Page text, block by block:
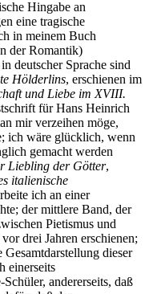
Hingabe an
eine tragische
in meinem Buch
der Romantik)
deutscher Sprache sind
Hölderlins, erschienen im
und Liebe im XVIII.
für Hans Heinrich
mir verzeihen möge,
ich wäre glücklich, wenn
gemacht werden
Liebling der Götter,
italienische
ich an einer
der mittlere Band, der
Pietismus und
drei Jahren erschienen;
Gesamtdarstellung dieser
einerseits
andererseits, daß